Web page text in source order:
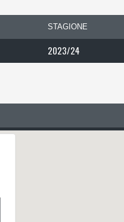
STAGIONE
2023/24